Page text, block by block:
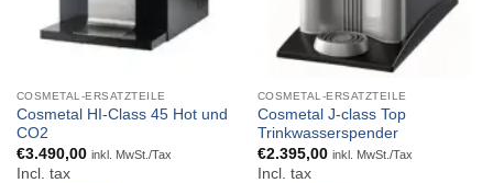
COSMETAL-ERSATZTEILE
Cosmetal HI-Class 45 Hot und
CO2
€3.490,00 inkl. MwSt./Tax
Incl. tax
COSMETAL-ERSATZTEILE
Cosmetal J-class Top
Trinkwasserspender
€2.395,00 inkl. MwSt./Tax
Incl. tax